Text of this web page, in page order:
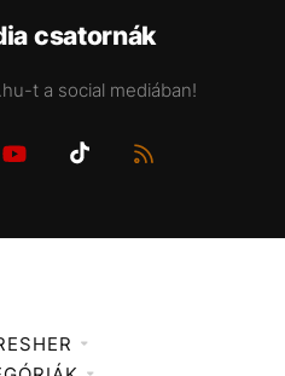
csatornák
t a social mediában!